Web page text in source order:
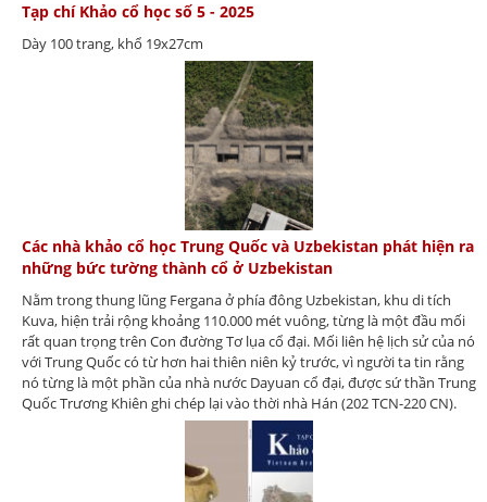
Tạp chí Khảo cổ học số 5 - 2025
Dày 100 trang, khổ 19x27cm
Các nhà khảo cổ học Trung Quốc và Uzbekistan phát hiện ra
những bức tường thành cổ ở Uzbekistan
Nằm trong thung lũng Fergana ở phía đông Uzbekistan, khu di tích
Kuva, hiện trải rộng khoảng 110.000 mét vuông, từng là một đầu mối
rất quan trọng trên Con đường Tơ lụa cổ đại. Mối liên hệ lịch sử của nó
với Trung Quốc có từ hơn hai thiên niên kỷ trước, vì người ta tin rằng
nó từng là một phần của nhà nước Dayuan cổ đại, được sứ thần Trung
Quốc Trương Khiên ghi chép lại vào thời nhà Hán (202 TCN-220 CN).